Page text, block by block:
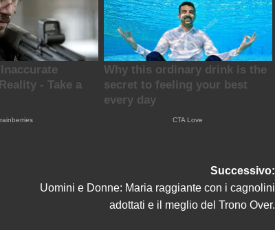
Successivo:
Uomini e Donne: Maria raggiante con i cagnolini
adottati e il meglio del Trono Over.